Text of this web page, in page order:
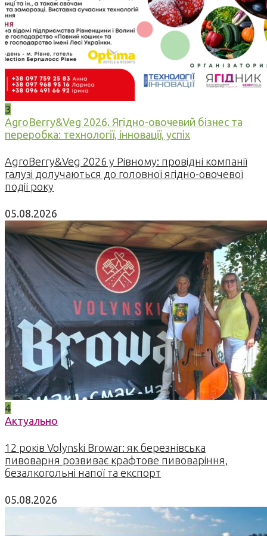
3
AgroBerry&Veg 2026. Ягідно-овочевий бізнес та
переробка: технології, інновації, успіх
AgroBerry&Veg 2026 у Рівному: провідні компанії
галузі долучаються до головної ягідно-овочевої
події року
05.08.2026
4
Актуально
12 років Volynski Browar: як березнівська
пивоварня розвиває крафтове пивоваріння,
безалкогольні напої та експорт
05.08.2026